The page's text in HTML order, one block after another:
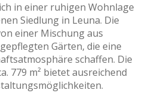
in einer ruhigen Wohnlage
Siedlung in Leuna. Die
einer Mischung aus
Gärten, die eine
schaffen. Die
779 m² bietet ausreichend